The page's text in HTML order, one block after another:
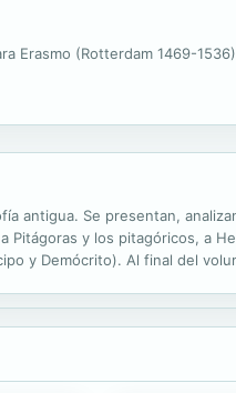
Erasmo (Rotterdam 1469-
antigua. Se presentan,
Pitágoras y los pitagóricos, a
y Demócrito). Al final del